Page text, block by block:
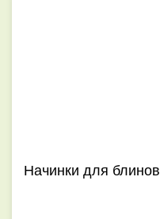
Начинки для блинов